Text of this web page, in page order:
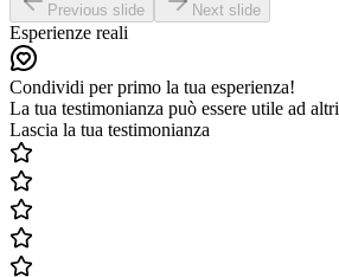
Previous slide Next slide
Esperienze reali
Condividi per primo la tua esperienza!
La tua testimonianza può essere utile ad altri
Lascia la tua testimonianza